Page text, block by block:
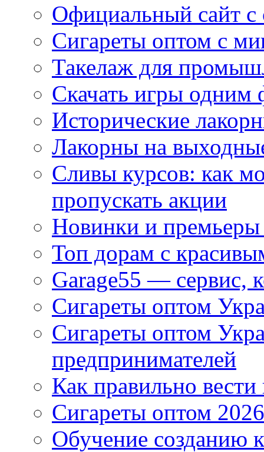
Официальный сайт
Сигареты оптом с
Такелаж для
Скачать игры одним
Исторические
Лакорны на
Сливы курсов: как
пропускать акции
Новинки и
Топ дорам с
Garage55 — сервис,
Сигареты оптом
Сигареты оптом
предпринимателей
Как правильно
Сигареты оптом
Обучение созданию